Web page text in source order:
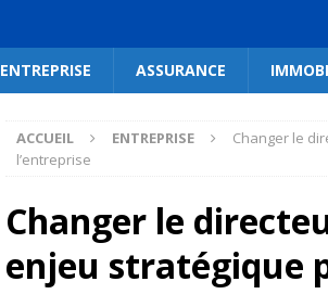
ENTREPRISE ASSURANCE
ACCUEIL ENTREPRISE
Changer le
l’entreprise
Changer le
enjeu stratégique